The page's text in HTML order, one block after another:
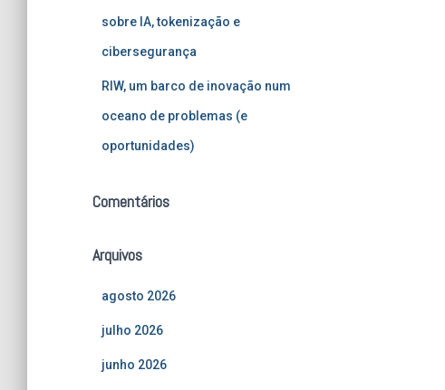
sobre IA, tokenização e
cibersegurança
RIW, um barco de inovação num
oceano de problemas (e
oportunidades)
Comentários
Arquivos
agosto 2026
julho 2026
junho 2026